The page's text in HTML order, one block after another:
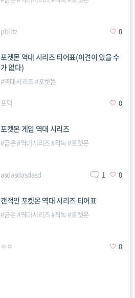
pblitz 0
포켓몬 역대 시리즈 티어표(이견이 있을 수
가 없다)
#역대시리즈#포켓몬
포덕 0
포켓몬 게임 역대 시리즈
#금은#역대시리즈#적녹#포켓몬
asdasdasdasd 1 0
갠적인 포켓몬 역대 시리즈 티어표
#금은#역대시리즈#적녹#포켓몬
ㅇㅇ 0